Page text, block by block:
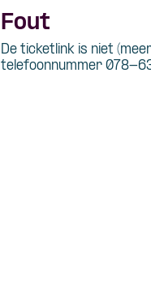
Fout
De ticketlink is niet
telefoonnummer 078-